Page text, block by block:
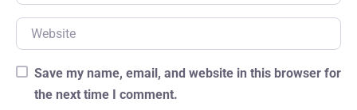
Website
Save my name, email, and website in this browser for
the next time I comment.